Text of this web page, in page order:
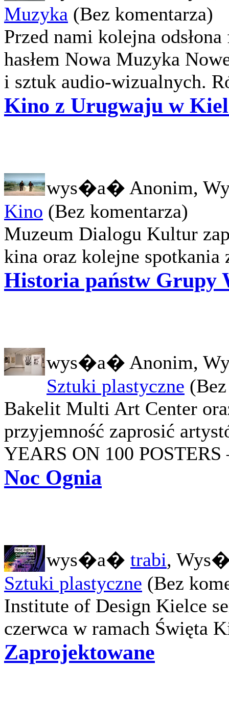
Muzyka (Bez komentarza)
Przed nami kolejna
hasłem Nowa Muzyka
i sztuk audio-wizualnych.
Kino z Urugwaju w
wys�a� Anonim,
Kino (Bez komentarza)
Muzeum Dialogu Kultur
kina oraz kolejne
Historia państw Grupy
wys�a� Anonim,
Sztuki plastyczne
Bakelit Multi Art Center
przyjemność zaprosić
YEARS ON 100 POSTERS
Noc Ognia
wys�a� trabi,
Sztuki plastyczne (Bez
Institute of Design Kielce
czerwca w ramach Święta
Zaprojektowane